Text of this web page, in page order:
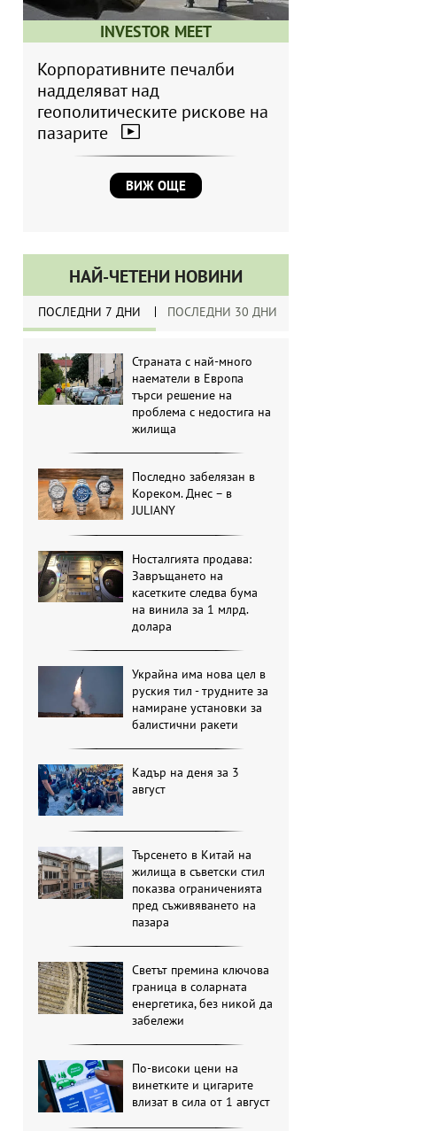
INVESTOR MEET
Корпоративните печалби
надделяват над
геополитическите рискове на
пазарите
ВИЖ ОЩЕ
НАЙ-ЧЕТЕНИ НОВИНИ
ПОСЛЕДНИ 7 ДНИ ПОСЛЕДНИ 30 ДНИ
Страната с най-много
наематели в Европа
търси решение на
проблема с недостига на
жилища
Последно забелязан в
Кореком. Днес – в
JULIANY
Носталгията продава:
Завръщането на
касетките следва бума
на винила за 1 млрд.
долара
Украйна има нова цел в
руския тил - трудните за
намиране установки за
балистични ракети
Кадър на деня за 3
август
Търсенето в Китай на
жилища в съветски стил
показва ограниченията
пред съживяването на
пазара
Светът премина ключова
граница в соларната
енергетика, без никой да
забележи
По-високи цени на
винетките и цигарите
влизат в сила от 1 август